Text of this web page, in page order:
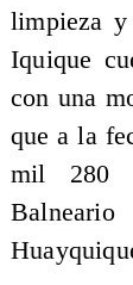
limpieza y
Iquique
con una
que a la
mil 280